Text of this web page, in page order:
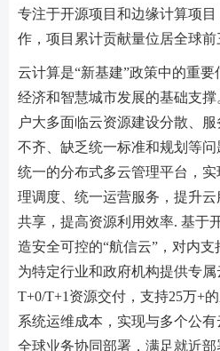
专注于开源项目和边缘计算项
作，项目累计贡献量位居全球前
云计算是“新基建”政策中的重
经济和智慧城市发展的基础支
户大多面临云资源建设分散、
不齐、缺乏统一标准和规划等
统一的分布式多云管理平台，
理调度、统一运营服务，提升
共享，提高资源利用效率. 基于
造安全可控的“航信云”，对内
为特定行业和政府机构提供专
T+0/T+1资源交付，支持25万+
系统运维成本，实现与多个公
全球业务协同部署，满足就近